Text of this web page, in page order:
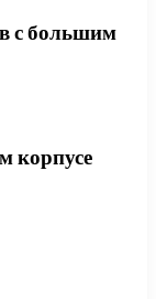
с большим
корпусе